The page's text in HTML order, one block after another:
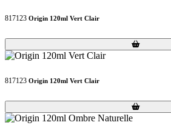
817123 Origin 120ml Vert Clair
Loading...
Loading...
817123 Origin 120ml Vert Clair
Loading...
Loading...